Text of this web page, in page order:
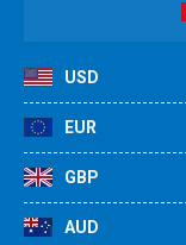
USD
EUR
GBP
AUD